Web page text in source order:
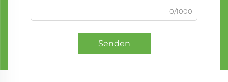
0/1000
Senden